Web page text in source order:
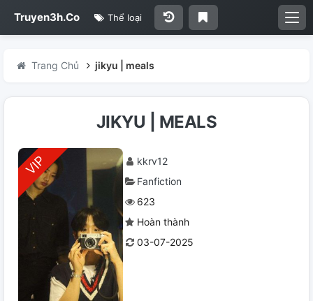
Truyen3h.Co Thể loại
Trang Chủ jikyu | meals
JIKYU | MEALS
kkrv12
Fanfiction
623
Hoàn thành
03-07-2025